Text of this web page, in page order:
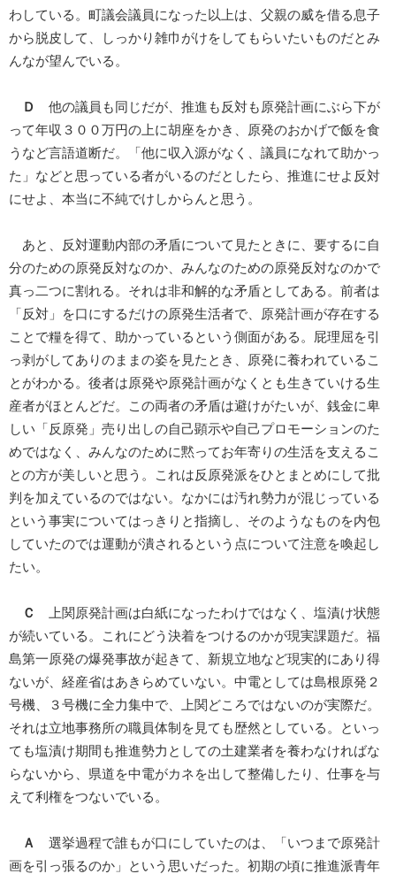
わしている。町議会議員になった以上は、父親の威を借る息子
から脱皮して、しっかり雑巾がけをしてもらいたいものだとみ
んなが望んでいる。
Ｄ
他の議員も同じだが、推進も反対も原発計画にぶら下が
って年収３００万円の上に胡座をかき、原発のおかげで飯を食
うなど言語道断だ。「他に収入源がなく、議員になれて助かっ
た」などと思っている者がいるのだとしたら、推進にせよ反対
にせよ、本当に不純でけしからんと思う。
あと、反対運動内部の矛盾について見たときに、要するに自
分のための原発反対なのか、みんなのための原発反対なのかで
真っ二つに割れる。それは非和解的な矛盾としてある。前者は
「反対」を口にするだけの原発生活者で、原発計画が存在する
ことで糧を得て、助かっているという側面がある。屁理屈を引
っ剥がしてありのままの姿を見たとき、原発に養われているこ
とがわかる。後者は原発や原発計画がなくとも生きていける生
産者がほとんどだ。この両者の矛盾は避けがたいが、銭金に卑
しい「反原発」売り出しの自己顕示や自己プロモーションのた
めではなく、みんなのために黙ってお年寄りの生活を支えるこ
との方が美しいと思う。これは反原発派をひとまとめにして批
判を加えているのではない。なかには汚れ勢力が混じっている
という事実についてはっきりと指摘し、そのようなものを内包
していたのでは運動が潰されるという点について注意を喚起し
たい。
Ｃ
上関原発計画は白紙になったわけではなく、塩漬け状態
が続いている。これにどう決着をつけるのかが現実課題だ。福
島第一原発の爆発事故が起きて、新規立地など現実的にあり得
ないが、経産省はあきらめていない。中電としては島根原発２
号機、３号機に全力集中で、上関どころではないのが実際だ。
それは立地事務所の職員体制を見ても歴然としている。といっ
ても塩漬け期間も推進勢力としての土建業者を養わなければな
らないから、県道を中電がカネを出して整備したり、仕事を与
えて利権をつないでいる。
Ａ
選挙過程で誰もが口にしていたのは、「いつまで原発計
画を引っ張るのか」という思いだった。初期の頃に推進派青年